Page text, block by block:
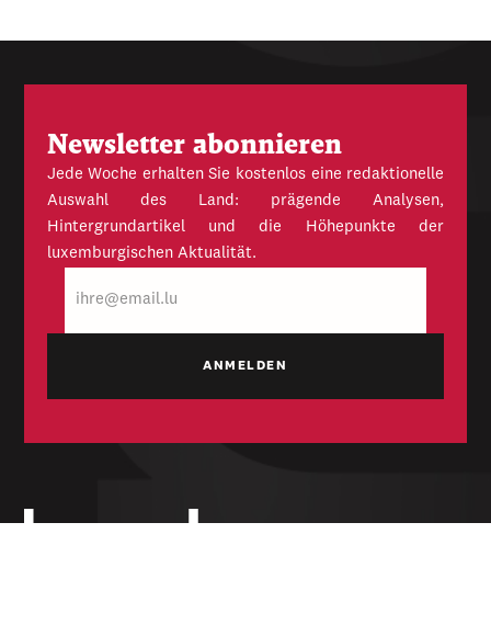
Newsletter abonnieren
Jede Woche erhalten Sie kostenlos eine redaktionelle
Auswahl des Land: prägende Analysen,
Hintergrundartikel und die Höhepunkte der
luxemburgischen Aktualität.
Mail